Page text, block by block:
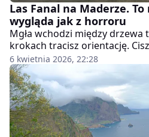
Las Fanal na Maderze. To
wygląda jak z horroru
Mgła wchodzi między drzewa
krokach tracisz orientację.
a powykręcane konary
tylko czekają, aż się
nie wygląda jak popularna
Bardziej jak scena z filmu
przyciąga.
6 kwietnia 2026, 22:28